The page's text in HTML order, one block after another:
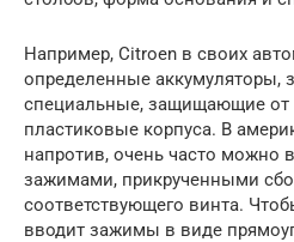
Например, Citroen в своих
определенные аккумуляторы,
специальные, защищающие от
пластиковые корпуса. В
напротив, очень часто можно
зажимами, прикрученными
соответствующего винта.
вводит зажимы в виде